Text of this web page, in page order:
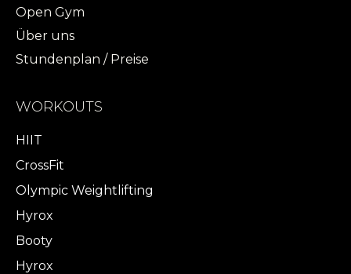
Open Gym
Über uns
Stundenplan / Preise
WORKOUTS
HIIT
CrossFit
Olympic Weightlifting
Hyrox
Booty
Hyrox